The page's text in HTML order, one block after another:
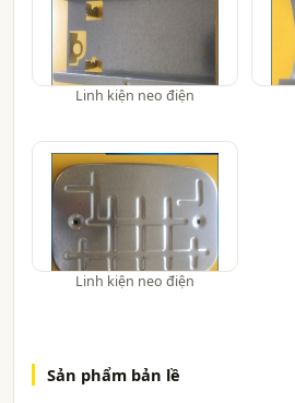
Linh kiện neo điện
Linh kiện neo điện
Sản phẩm bản lề